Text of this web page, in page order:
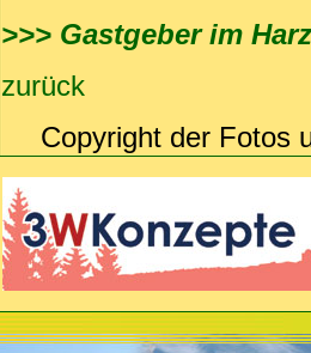
>>> Gastgeber im Harz
zurück
Copyright der Fotos